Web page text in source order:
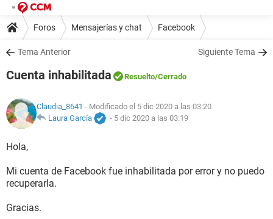
Foros Mensajerías y chat Facebook
Tema Anterior Siguiente Tema
Cuenta inhabilitada Resuelto/Cerrado
Claudia_8641 - Modificado el 5 dic 2020 a las 03:20
Laura García
- 5 dic 2020 a las 03:19
Hola,
Mi cuenta de Facebook fue inhabilitada por error y no puedo
recuperarla.
Gracias.